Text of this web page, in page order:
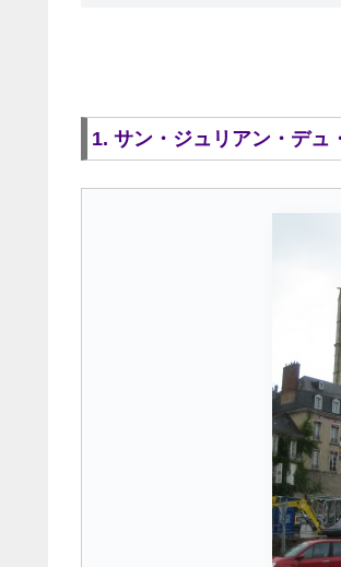
1. サン・ジュリアン・デ